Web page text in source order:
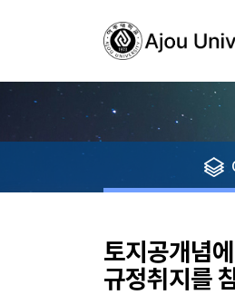
토지공개념
규정취지를